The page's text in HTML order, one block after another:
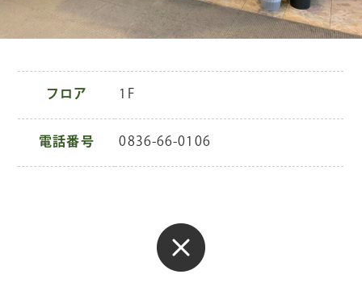
フロア 1F
電話番号 0836-66-0106